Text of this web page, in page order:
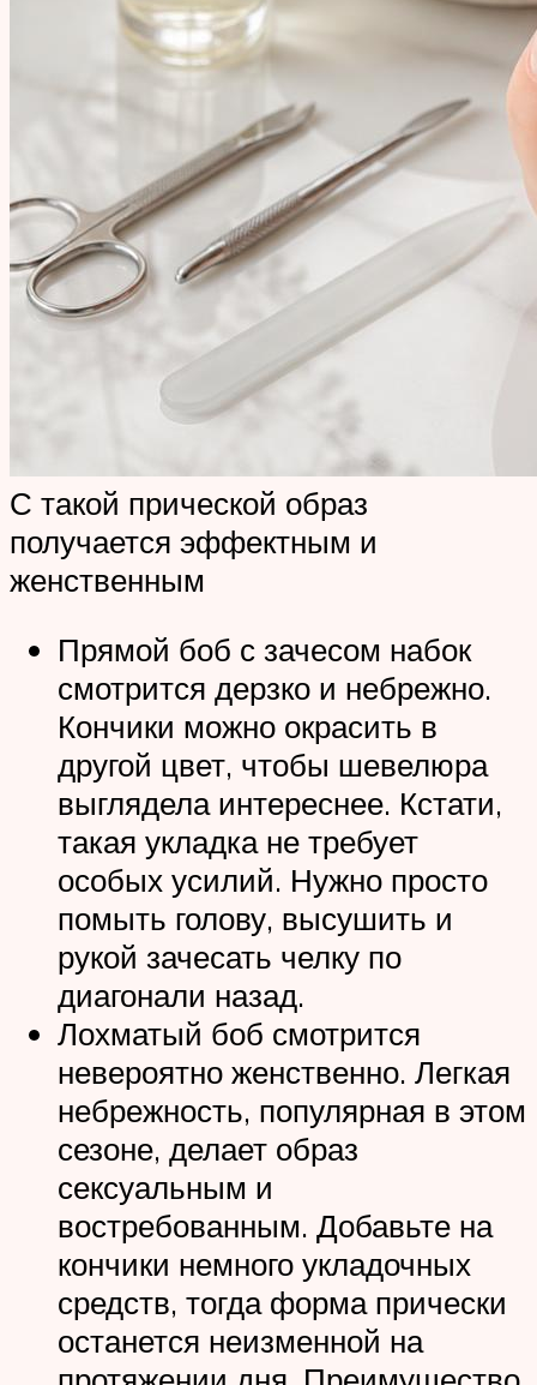
С такой прической образ
получается эффектным и
женственным
Прямой боб с зачесом набок
смотрится дерзко и небрежно.
Кончики можно окрасить в
другой цвет, чтобы шевелюра
выглядела интереснее. Кстати,
такая укладка не требует
особых усилий. Нужно просто
помыть голову, высушить и
рукой зачесать челку по
диагонали назад.
Лохматый боб смотрится
невероятно женственно. Легкая
небрежность, популярная в этом
сезоне, делает образ
сексуальным и
востребованным. Добавьте на
кончики немного укладочных
средств, тогда форма прически
останется неизменной на